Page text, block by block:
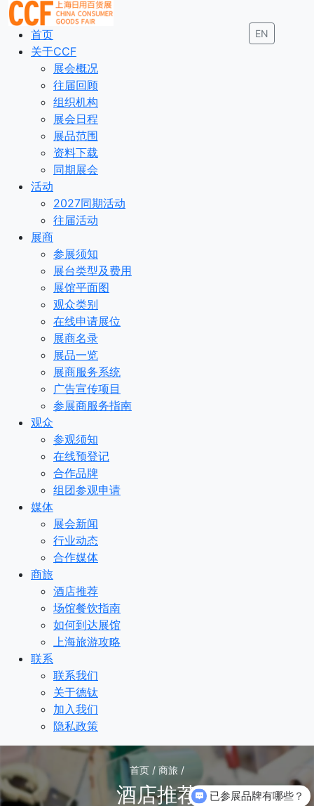
EN
首页
关于CCF
展会概况
往届回顾
组织机构
展会日程
展品范围
资料下载
同期展会
活动
2027同期活动
往届活动
展商
参展须知
展台类型及费用
展馆平面图
观众类别
在线申请展位
展商名录
展品一览
展商服务系统
广告宣传项目
参展商服务指南
观众
参观须知
在线预登记
合作品牌
组团参观申请
媒体
展会新闻
行业动态
合作媒体
商旅
酒店推荐
场馆餐饮指南
如何到达展馆
上海旅游攻略
联系
联系我们
关于德钛
加入我们
隐私政策
首页 / 商旅 /
酒店推荐 已参展品牌有哪些？